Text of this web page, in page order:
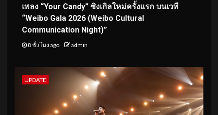
เพลง “Your Candy” ซิงเกิลใหม่ครั้งแรก บนเวที
“Weibo Gala 2026 (Weibo Cultural
Communication Night)”
8 ชั่วโมง ago admin
UPDATE